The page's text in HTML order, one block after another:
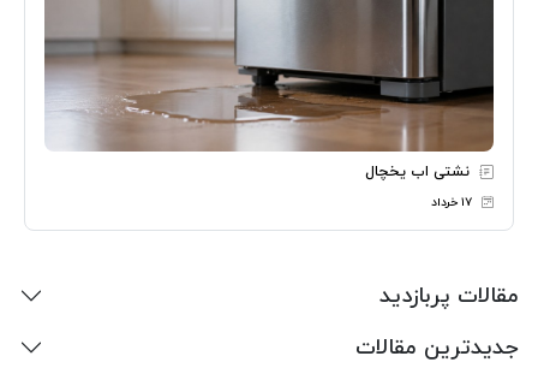
نشتی اب یخچال
۱۷ خرداد
مقالات پربازدید
جدیدترین مقالات